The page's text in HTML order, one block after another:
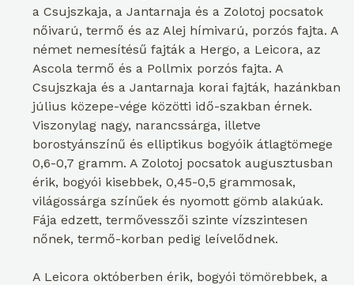
a Csujszkaja, a Jantarnaja és a Zolotoj pocsatok
nőivarú, termő és az Alej hímivarú, porzós fajta. A
német nemesítésű fajták a Hergo, a Leicora, az
Ascola termő és a Pollmix porzós fajta. A
Csujszkaja és a Jantarnaja korai fajták, hazánkban
július közepe-vége közötti idő-szakban érnek.
Viszonylag nagy, narancssárga, illetve
borostyánszínű és elliptikus bogyóik átlagtömege
0,6-0,7 gramm. A Zolotoj pocsatok augusztusban
érik, bogyói kisebbek, 0,45-0,5 grammosak,
világossárga színűek és nyomott gömb alakúak.
Fája edzett, termővesszői szinte vízszintesen
nőnek, termő-korban pedig leívelődnek.
A Leicora októberben érik, bogyói tömörebbek, a